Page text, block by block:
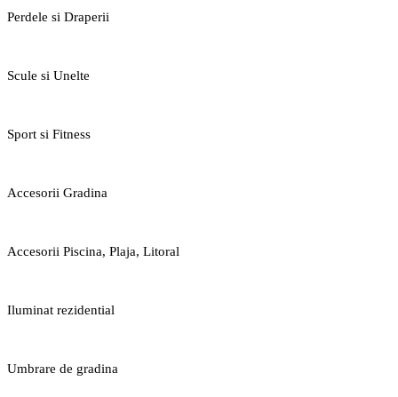
Perdele si Draperii
Scule si Unelte
Sport si Fitness
Accesorii Gradina
Accesorii Piscina, Plaja, Litoral
Iluminat rezidential
Umbrare de gradina